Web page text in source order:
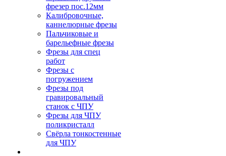
фрезер пос.12мм
Калибровочные,
каннелюрные фрезы
Пальчиковые и
барельефные фрезы
Фрезы для спец
работ
Фрезы с
погружением
Фрезы под
гравировальный
станок с ЧПУ
Фрезы для ЧПУ
поликристалл
Свёрла тонкостенные
для ЧПУ